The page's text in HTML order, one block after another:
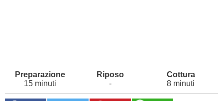
15 minuti - 8 minuti